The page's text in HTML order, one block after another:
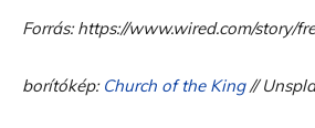
Forrás: https://www.wired.com/story/
borítókép: Church of the King//